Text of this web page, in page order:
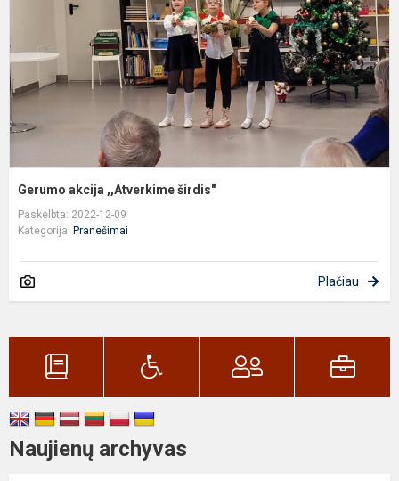
Gerumo akcija ,,Atverkime širdis"
Paskelbta: 2022-12-09
Kategorija: Pranešimai
Plačiau
Naujienų archyvas